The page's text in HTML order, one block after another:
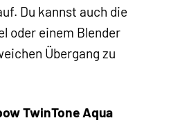
Du kannst auch die
oder einem Blender
Übergang zu
TwinTone Aqua